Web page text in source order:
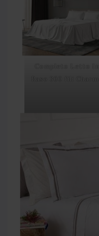
Raso 300 fili Charme